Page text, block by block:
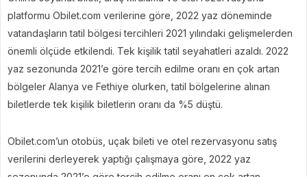
platformu Obilet.com verilerine göre, 2022 yaz döneminde
vatandaşların tatil bölgesi tercihleri 2021 yılındaki gelişmelerden
önemli ölçüde etkilendi. Tek kişilik tatil seyahatleri azaldı. 2022
yaz sezonunda 2021’e göre tercih edilme oranı en çok artan
bölgeler Alanya ve Fethiye olurken, tatil bölgelerine alınan
biletlerde tek kişilik biletlerin oranı da %5 düştü.
Obilet.com’un otobüs, uçak bileti ve otel rezervasyonu satış
verilerini derleyerek yaptığı çalışmaya göre, 2022 yaz